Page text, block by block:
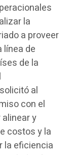
la
a proveer
línea de
de la
al
con el
y
costos y la
la eficiencia